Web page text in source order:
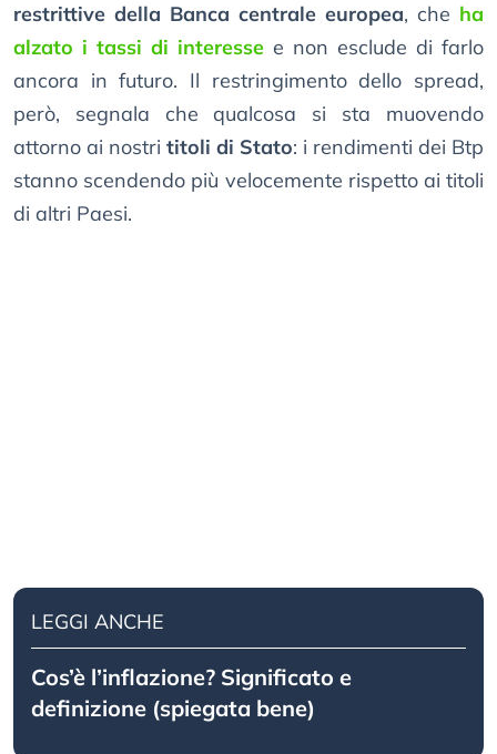
restrittive della Banca centrale europea, che ha
alzato i tassi di interesse e non esclude di farlo
ancora in futuro. Il restringimento dello spread,
però, segnala che qualcosa si sta muovendo
attorno ai nostri titoli di Stato: i rendimenti dei Btp
stanno scendendo più velocemente rispetto ai titoli
di altri Paesi.
LEGGI ANCHE
Cos’è l’inflazione? Significato e
definizione (spiegata bene)